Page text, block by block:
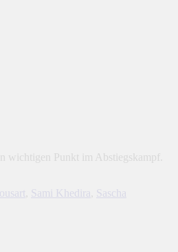
wichtigen Punkt im Abstiegskampf.
, Sami Khedira, Sascha